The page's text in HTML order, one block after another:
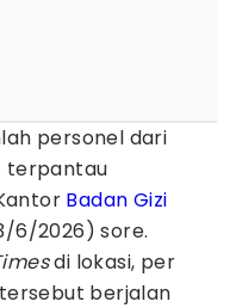
personel dari
terpantau
Badan Gizi
6/2026) sore.
di lokasi, per
tersebut berjalan